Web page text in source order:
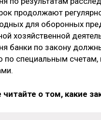
продолжают
для оборонных
хозяйственной
банки по закону
по специальным счетам,
читайте о том, какие